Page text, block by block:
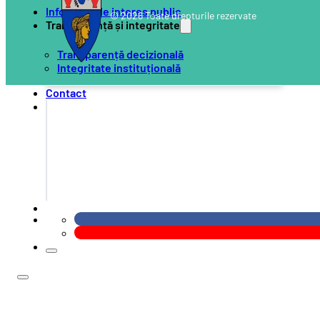
Informații de interes public
Transparență și integritate
Transparență decizională
Integritate instituțională
Contact
© 2026 Toate drepturile rezervate